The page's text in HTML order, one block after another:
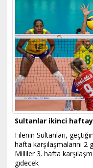
Sultanlar ikinci
Filenin Sultanları,
hafta karşılaşmalarını
Milliler 3. hafta
gidecek